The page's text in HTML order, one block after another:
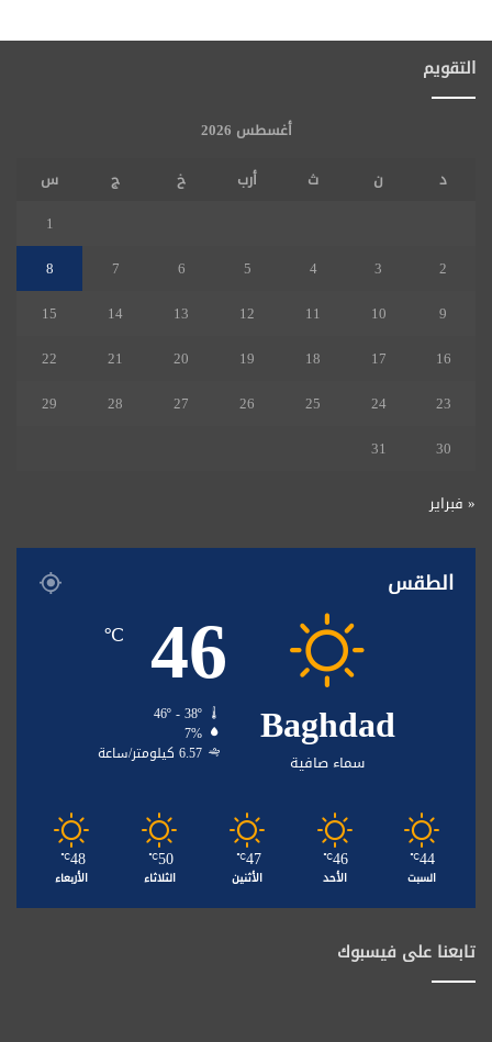
التقويم
أغسطس 2026
د
ن ث أرب خ ج
س
1
2
3
4
5
6
7
8
9
10
11
12
13
14
15
16
17
18
19
20
21
22
23
24
25
26
27
28
29
30
31
« فبراير
الطقس
Baghdad
سماء صافية
46
℃
46º - 38º
7%
6.57 كيلومتر/ساعة
44
℃
السبت
46
℃
الأحد
47
℃
الأثنين
50
℃
الثلاثاء
48
℃
الأربعاء
تابعنا على فيسبوك